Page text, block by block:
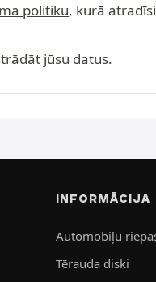
politiku, kurā
jūsu datus.
INFORMĀCIJA
Automobiļu
Tērauda diski